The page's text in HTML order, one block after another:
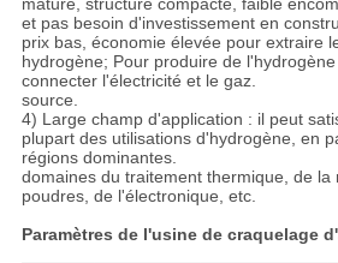
mature, structure compacte, faible
et pas besoin d'investissement en
prix bas, économie élevée pour extraire
hydrogène; Pour produire de
connecter l'électricité et le gaz.
source.
4) Large champ d'application : il peut
plupart des utilisations d'hydrogène, en
régions dominantes.
domaines du traitement thermique, de la
poudres, de l'électronique, etc.
Paramètres de l'usine de craquelage